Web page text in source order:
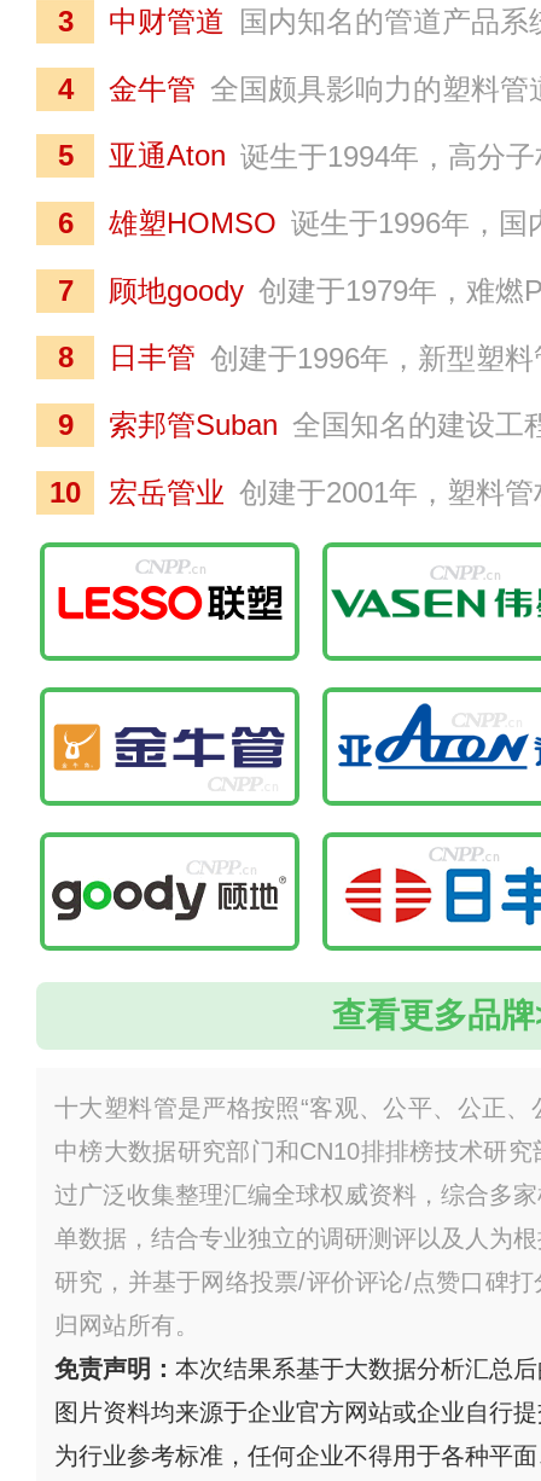
3 中财管道 国内知名的管道产品系统集成方案提供商，中财集团化学建材业的主力产业板块之一，集设计、研发、生产于一体的综合型高新技术企业。中财管道深耕行业多年，拥有上千个专利技术，主持参与了数十项国家、行业标准及技术规程的
4 金牛管 全国颇具影响力的塑料管道生产商，立足高分子材料的多元化应用研究和加工，以塑料复合管、不锈钢焊管系统研发和生产为主的高新技术企业。金牛管在海内外设有多个规模化生产基地、营销中心及高科技实体，较早通过了ISO9001：2008质量管理体系
5 亚通Aton 诞生于1994年，高分子材料制品行业知名品牌，中国塑料加工工业协会副理事长单位之一，以市政建设、水务投资运营、建筑工程等业务为组合的多元化产业集团。亚通新材料拥有专业的科研工作站和十多个规模化生产基地，与国内多个科研
6 雄塑HOMSO 诞生于1996年，国内管材行业知名品牌，主营塑料管件管材研发、制造、销售的现代化产业企业（股票代码：300599）。雄塑科技是中国塑料加工工业协会副理事长单位之一
7 顾地goody 创建于1979年，难燃PVC电工管和线槽产品领拓者，业务横跨PVC、PE和PP系列的现代化管业企业（股票代码：002694）。顾地科技是中国塑料加工工业协会副理
8 日丰管 创建于1996年，新型塑料管道知名供应商，给水管道行业发展重要推动者，管材行业自
9 索邦管Suban 全国知名的建设工程材料生产商，中国塑料加工工业协会理事单位之一，南北极考察选用产品，业务覆盖建筑给排水、空调制冷、地板采暖、热交换系统等领域的高新技术企业。索邦管拥有占地面积达
10 宏岳管业 创建于2001年，塑料管材管件行业佼佼者，500强中国房地产企业首选供应商品牌之一，专业提供一般公共和民用建筑管道、市政管道、电力通讯管道、采暖管道等各类塑胶管道系统的大型产业化集团。宏岳管业在海内
查看更多品
十大塑料管是严格按照“客观、公平、公正、
中榜大数据研究部门和CN10排排榜技术研
过广泛收集整理汇编全球权威资料，综合多
单数据，结合专业独立的调研测评以及人为
研究，并基于网络投票/评价评论/点赞口碑
归网站所有。
免责声明： 本次结果系基于大数据分析汇总
图片资料均来源于企业官方网站或企业自行
为行业参考标准，任何企业不得用于各种平